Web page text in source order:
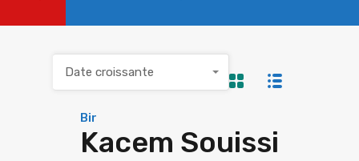
Bir
Kacem Souissi
Date croissante